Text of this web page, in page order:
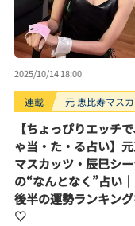
2025/10/14 18:00
連載
元 恵比寿マス
く占い
【ちょっぴりエッチ
ゃ当・た・る占い】
マスカッツ・辰巳シ
の“なんとなく”占い
後半の運勢ランキン
♡